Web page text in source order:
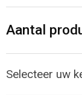
Aantal
Selecteer uw